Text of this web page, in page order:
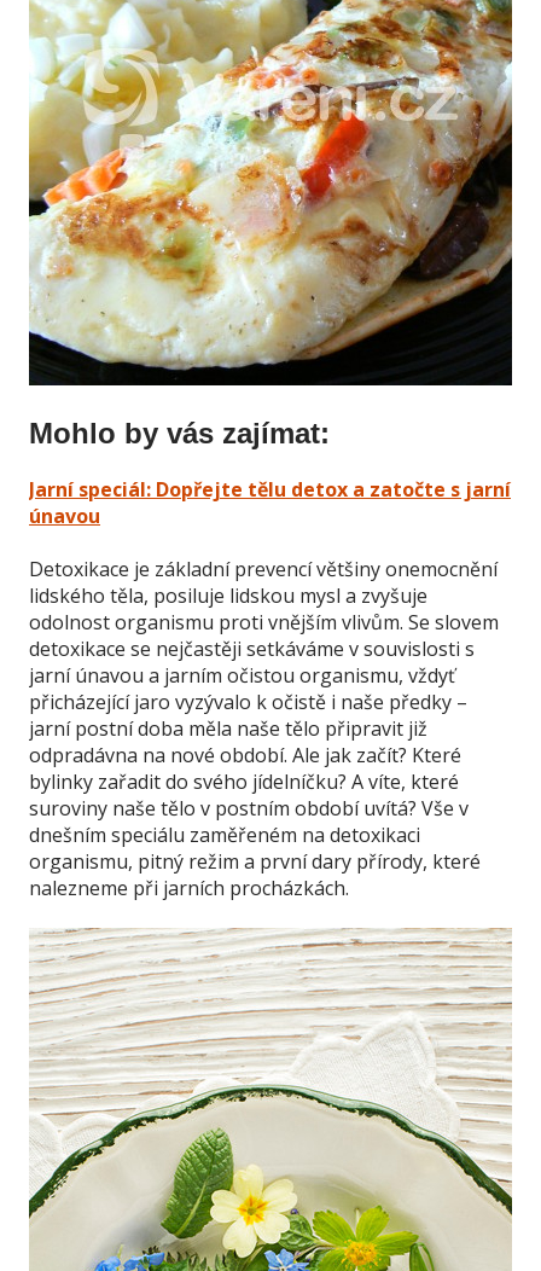
Mohlo by vás zajímat:
Jarní speciál: Dopřejte tělu detox a zatočte s jarní
únavou
Detoxikace je základní prevencí většiny onemocnění
lidského těla, posiluje lidskou mysl a zvyšuje
odolnost organismu proti vnějším vlivům. Se slovem
detoxikace se nejčastěji setkáváme v souvislosti s
jarní únavou a jarním očistou organismu, vždyť
přicházející jaro vyzývalo k očistě i naše předky –
jarní postní doba měla naše tělo připravit již
odpradávna na nové období. Ale jak začít? Které
bylinky zařadit do svého jídelníčku? A víte, které
suroviny naše tělo v postním období uvítá? Vše v
dnešním speciálu zaměřeném na detoxikaci
organismu, pitný režim a první dary přírody, které
nalezneme při jarních procházkách.